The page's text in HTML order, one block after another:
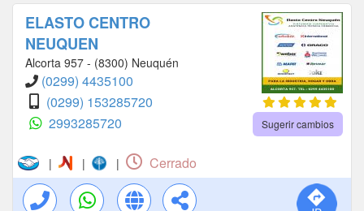
ELASTO CENTRO
NEUQUEN
Alcorta 957 - (8300) Neuquén
(0299) 4435100
(0299) 153285720
2993285720
Sugerir cambios
| | | Cerrado